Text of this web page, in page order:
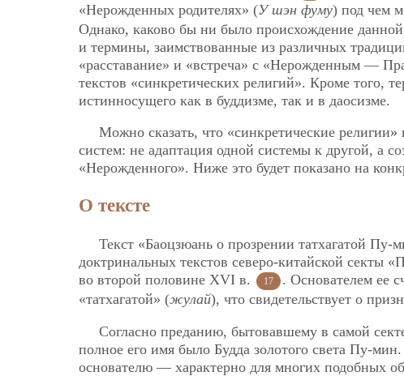
«Нерожденных родителях» (У шэн фуму) под чем
Однако, каково бы ни было происхождение
и термины, заимствованные из различных
«расставание» и «встреча» с «Нерожденным —
текстов «синкретических религий». Кроме того,
истинносущего как в буддизме, так и в даосизме.
Можно сказать, что «синкретические
систем: не адаптация одной системы к другой, а
«Нерожденного». Ниже это будет показано на
О тексте
Текст «Баоцзюань о прозрении татхагатой Пу-
доктринальных текстов северо-китайской секты
во второй половине XVI в.
17
. Основателем ее
«татхагатой» (жулай), что свидетельствует о
Согласно преданию, бытовавшему в самой
полное его имя было Будда золотого света Пу-
основателю — характерно для многих подобных